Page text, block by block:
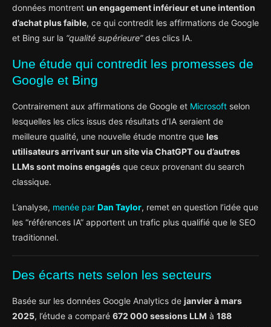
données montrent un engagement inférieur et une intention
d’achat plus faible, ce qui contredit les affirmations de Google
et Bing sur la “qualité supérieure”des clics IA.
Une étude qui contredit les promesses de
Google et Bing
Contrairement aux affirmations de Google et Microsoft selon
lesquelles les clics issus des résultats d’IA seraient de
meilleure qualité, une nouvelle étude montre que les
utilisateurs arrivant sur un site via ChatGPT ou d’autres
LLMs sont moins engagés que ceux provenant du search
classique.
L’analyse, menée par Dan Taylor, remet en question l’idée que
les “références IA” apportent un trafic plus qualifié que le SEO
traditionnel.
Des écarts nets selon les secteurs
Basée sur les données Google Analytics de janvier à mars
2025, l’étude a comparé 672 000 sessions LLM à 188